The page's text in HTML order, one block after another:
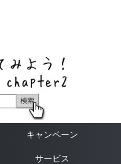
キャンペーン
サービス